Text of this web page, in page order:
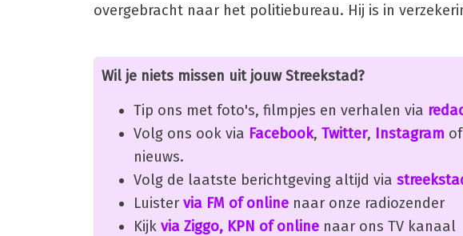
overgebracht naar het politiebureau. Hij is in
Wil je niets missen uit jouw Streekstad?
Tip ons met foto's, filmpjes en verhalen via
Volg ons ook via Facebook, Twitter, Instagram of
nieuws.
Volg de laatste berichtgeving altijd via
Luister via FM of online naar onze radiozender
Kijk via Ziggo, KPN of online naar ons TV kanaal